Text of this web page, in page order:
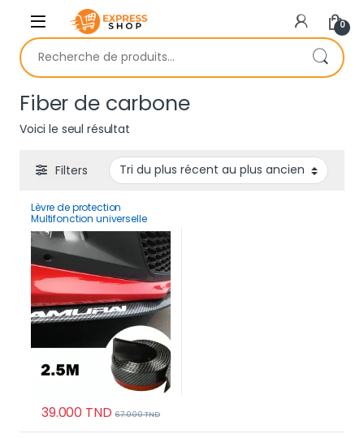
Skip to navigation
Skip to content
0
Recherche pour :
Fiber de carbone
Voici le seul résultat
Filters
Lèvre de protection
Multifonction universelle
2.5M en fibre de carbone
Samurai pour voiture
39.000 TND 67.000TND